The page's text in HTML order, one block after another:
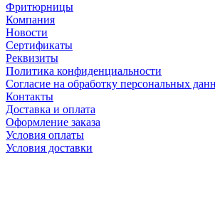
Фритюрницы
Компания
Новости
Сертификаты
Реквизиты
Политика конфиденциальности
Согласие на обработку персональных
Контакты
Доставка и оплата
Оформление заказа
Условия оплаты
Условия доставки